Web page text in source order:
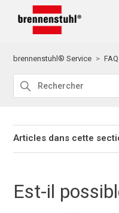
brennenstuhl® Service FAQ
Articles dans cette
Est-il